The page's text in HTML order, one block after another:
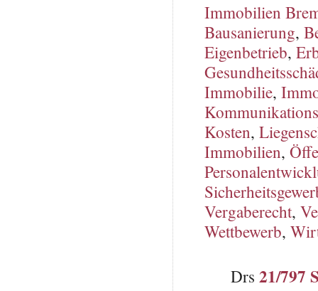
Immobilien
Bausanierung,
Eigenbetrieb,
Immobilie,
Kosten,
Immobilien,
Vergaberecht,
Wettbewerb,
Drs 21/797